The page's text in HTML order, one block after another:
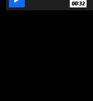
00:32